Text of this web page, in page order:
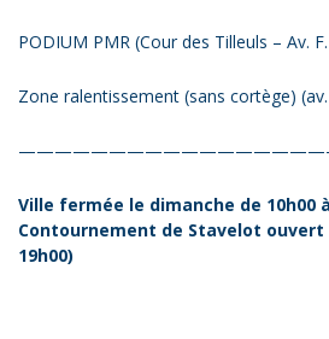
PODIUM PMR (Cour des Tilleuls – Av.
Zone ralentissement (sans cortège)
Ville fermée le dimanche de 10h00
Contournement de Stavelot
19h00)